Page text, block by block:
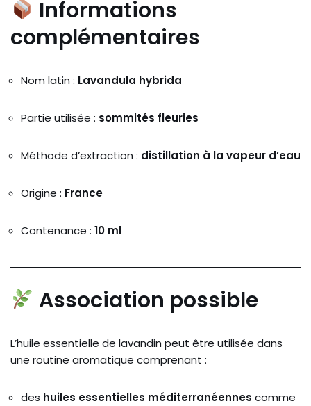
Informations
complémentaires
Nom latin : Lavandula hybrida
Partie utilisée : sommités fleuries
Méthode d’extraction : distillation à la vapeur d’eau
Origine : France
Contenance : 10 ml
Association possible
L’huile essentielle de lavandin peut être utilisée dans
une routine aromatique comprenant :
des huiles essentielles méditerranéennes comme